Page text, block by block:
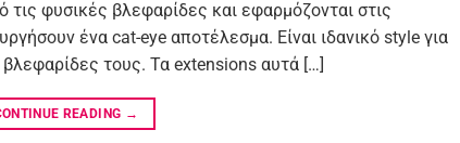
τις φυσικές βλεφαρίδες και εφαρμόζονται στις
ένα cat-eye αποτέλεσμα. Είναι ιδανικό style για
τους. Τα extensions αυτά […]
READING →